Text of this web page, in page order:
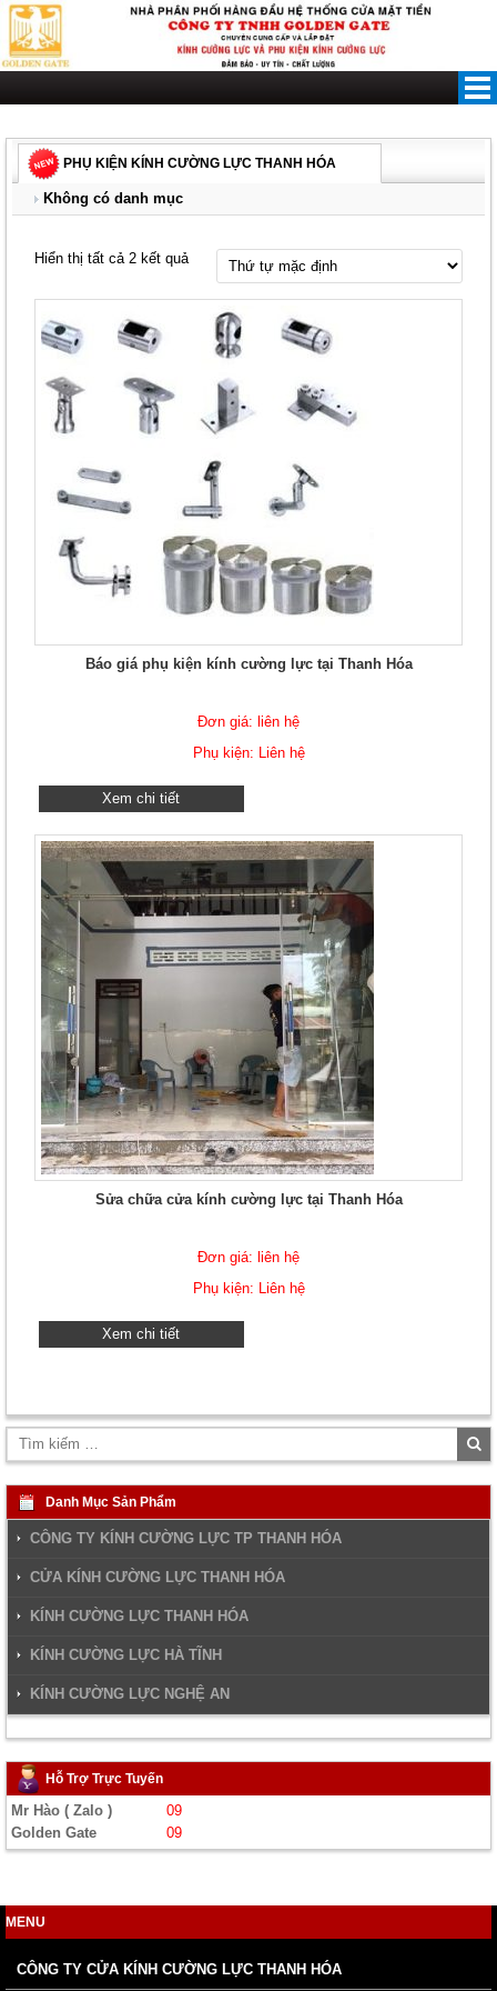
Skip
content
PHỤ KIỆN KÍNH CƯỜNG LỰC THANH HÓA
Không có danh mục
Hiển thị tất cả 2 kết quả
Báo giá phụ kiện kính cường lực tại Thanh Hóa
Đơn giá: liên hệ
Phụ kiện: Liên hệ
Xem chi tiết
Sửa chữa cửa kính cường lực tại Thanh Hóa
Đơn giá: liên hệ
Phụ kiện: Liên hệ
Xem chi tiết
Danh Mục Sản Phẩm
CÔNG TY KÍNH CƯỜNG LỰC TP THANH HÓA
CỬA KÍNH CƯỜNG LỰC THANH HÓA
KÍNH CƯỜNG LỰC THANH HÓA
KÍNH CƯỜNG LỰC HÀ TĨNH
KÍNH CƯỜNG LỰC NGHỆ AN
Hỗ Trợ Trực Tuyến
Mr Hào ( Zalo )
09
Golden Gate
09
MENU
CÔNG TY CỬA KÍNH CƯỜNG LỰC THANH HÓA